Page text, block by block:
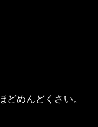
めんどくさい。